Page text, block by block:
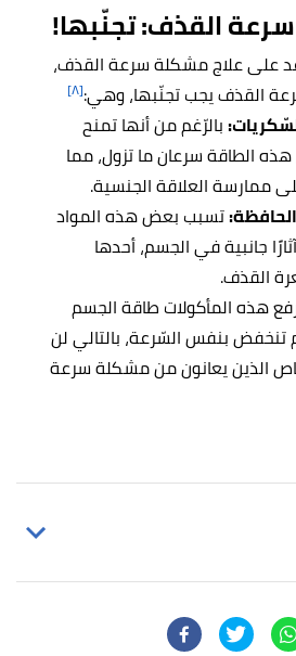
القذف: تجنّبها!
على علاج مشكلة سرعة القذف،
القذف يجب تجنّبها، وهي:[٨]
بالرّغم من أنها تمنح
هذه الطاقة سرعان ما تزول، مما
ممارسة العلاقة الجنسية.
تسبب بعض هذه المواد
جانبية في الجسم، أحدها
القذف.
هذه المأكولات طاقة الجسم
بنفس السّرعة، بالتالي لن
الذين يعانون من مشكلة سرعة
approximately 30%.